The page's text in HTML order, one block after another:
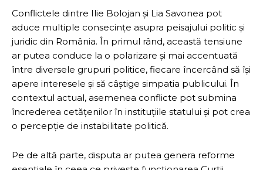
Conflictele dintre Ilie Bolojan și Lia Savonea pot
aduce multiple consecințe asupra peisajului politic și
juridic din România. În primul rând, această tensiune
ar putea conduce la o polarizare și mai accentuată
între diversele grupuri politice, fiecare încercând să își
apere interesele și să câștige simpatia publicului. În
contextul actual, asemenea conflicte pot submina
încrederea cetățenilor în instituțiile statului și pot crea
o percepție de instabilitate politică.
Pe de altă parte, disputa ar putea genera reforme